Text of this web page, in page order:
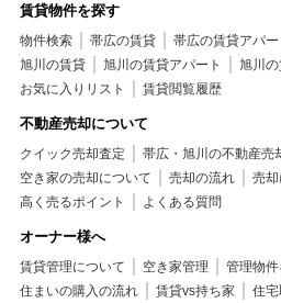
賃貸物件を探す
物件検索 帯広の賃貸 帯広の賃貸アパー
旭川の賃貸
旭川の賃貸アパート
旭川
お気に入りリスト
賃貸閲覧履歴
不動産売却について
クイック売却査定 帯広・旭川の不動産売
空き家の売却について
売却の流れ
売
高く売るポイント
よくある質問
オーナー様へ
賃貸管理について 空き家管理 管理物
住まいの購入の流れ
賃貸vs持ち家 住